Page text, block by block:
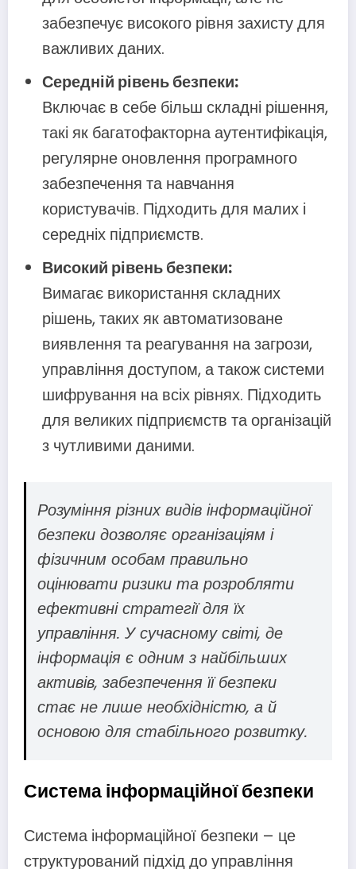
забезпечує високого рівня захисту для
важливих даних.
Середній рівень безпеки:
Включає в себе більш складні рішення,
такі як багатофакторна аутентифікація,
регулярне оновлення програмного
забезпечення та навчання
користувачів. Підходить для малих і
середніх підприємств.
Високий рівень безпеки:
Вимагає використання складних
рішень, таких як автоматизоване
виявлення та реагування на загрози,
управління доступом, а також системи
шифрування на всіх рівнях. Підходить
для великих підприємств та організацій
з чутливими даними.
Розуміння різних видів інформаційної
безпеки дозволяє організаціям і
фізичним особам правильно
оцінювати ризики та розробляти
ефективні стратегії для їх
управління. У сучасному світі, де
інформація є одним з найбільших
активів, забезпечення її безпеки
стає не лише необхідністю, а й
основою для стабільного розвитку.
Система інформаційної безпеки
Система інформаційної безпеки – це
структурований підхід до управління